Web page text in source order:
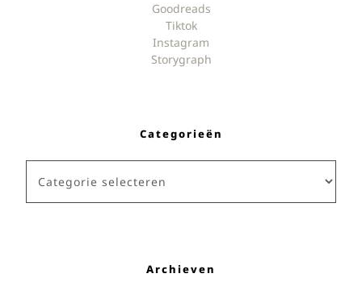
Goodreads
Tiktok
Instagram
Storygraph
Categorieën
Archieven